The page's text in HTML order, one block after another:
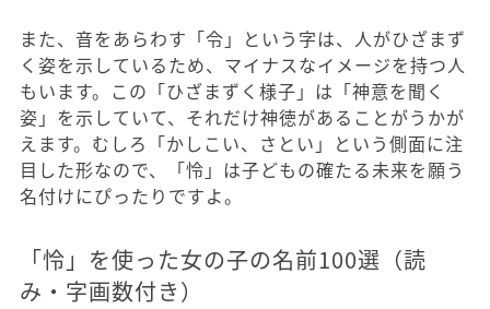
また、音をあらわす「令」という字は、人がひざまず
く姿を示しているため、マイナスなイメージを持つ人
もいます。この「ひざまずく様子」は「神意を聞く
姿」を示していて、それだけ神徳があることがうかが
えます。むしろ「かしこい、さとい」という側面に注
目した形なので、「怜」は子どもの確たる未来を願う
名付けにぴったりですよ。
「怜」を使った女の子の名前100選（読
み・字画数付き）